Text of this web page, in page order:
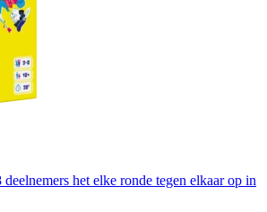
het elke ronde tegen elkaar op in